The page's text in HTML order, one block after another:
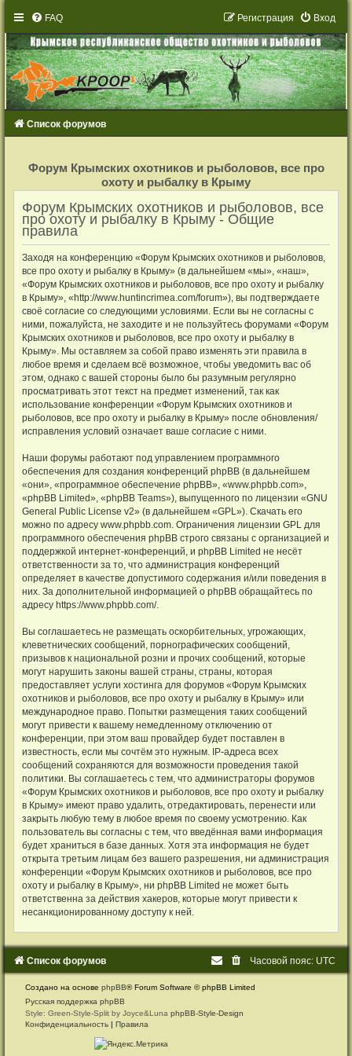
FAQ Вход
Регистрация
Список форумов
с
т
р
а
ц
Форум Крымских охотников и рыболовов, все про
охоту и рыбалку в Крыму
Форум Крымских охотников и рыболовов, все
про охоту и рыбалку в Крыму - Общие
правила
Заходя на конференцию «Форум Крымских охотников и рыболовов,
все про охоту и рыбалку в Крыму» (в дальнейшем «мы», «наш»,
«Форум Крымских охотников и рыболовов, все про охоту и рыбалку
в Крыму», «http://www.huntincrimea.com/forum»), вы подтверждаете
своё согласие со следующими условиями. Если вы не согласны с
ними, пожалуйста, не заходите и не пользуйтесь форумами «Форум
Крымских охотников и рыболовов, все про охоту и рыбалку в
Крыму». Мы оставляем за собой право изменять эти правила в
любое время и сделаем всё возможное, чтобы уведомить вас об
этом, однако с вашей стороны было бы разумным регулярно
просматривать этот текст на предмет изменений, так как
использование конференции «Форум Крымских охотников и
рыболовов, все про охоту и рыбалку в Крыму» после обновления/
исправления условий означает ваше согласие с ними.
Наши форумы работают под управлением программного
обеспечения для создания конференций phpBB (в дальнейшем
«они», «программное обеспечение phpBB», «www.phpbb.com»,
«phpBB Limited», «phpBB Teams»), выпущенного по лицензии «GNU
General Public License v2» (в дальнейшем «GPL»). Скачать его
можно по адресуwww.phpbb.com. Ограничения лицензии GPL для
программного обеспечения phpBB строго связаны с организацией и
поддержкой интернет-конференций, и phpBB Limited не несёт
ответственности за то, что администрация конференций
определяет в качестве допустимого содержания и/или поведения в
них. За дополнительной информацией о phpBB обращайтесь по
адресу https://www.phpbb.com/.
Вы соглашаетесь не размещать оскорбительных, угрожающих,
клеветнических сообщений, порнографических сообщений,
призывов к национальной розни и прочих сообщений, которые
могут нарушить законы вашей страны, страны, которая
предоставляет услуги хостинга для форумов «Форум Крымских
охотников и рыболовов, все про охоту и рыбалку в Крыму» или
международное право. Попытки размещения таких сообщений
могут привести к вашему немедленному отключению от
конференции, при этом ваш провайдер будет поставлен в
известность, если мы сочтём это нужным. IP-адреса всех
сообщений сохраняются для возможности проведения такой
политики. Вы соглашаетесь с тем, что администраторы форумов
«Форум Крымских охотников и рыболовов, все про охоту и рыбалку
в Крыму» имеют право удалить, отредактировать, перенести или
закрыть любую тему в любое время по своему усмотрению. Как
пользователь вы согласны с тем, что введённая вами информация
будет храниться в базе данных. Хотя эта информация не будет
открыта третьим лицам без вашего разрешения, ни администрация
конференции «Форум Крымских охотников и рыболовов, все про
охоту и рыбалку в Крыму», ни phpBB Limited не может быть
ответственна за действия хакеров, которые могут привести к
несанкционированному доступу к ней.
Список форумов Часовой пояс: UTC
Создано на основеphpBB® Forum Software © phpBB Limited
Русская поддержка phpBB
Style: Green-Style-Split by Joyce&LunaphpBB-Style-Design
Конфиденциальность
Правила